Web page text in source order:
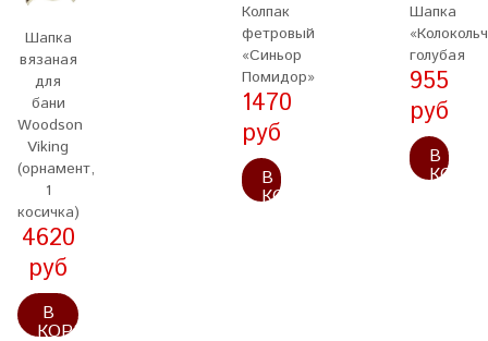
Шапка
вязаная
для
бани
Woodson
Viking
(орнамент,
1
косичка)
4620
руб
В
КОРЗИНУ
Колпак
фетровый
«Синьор
Помидор»
1470
руб
В
КОРЗИНУ
Шапка
голубая
955
руб
В